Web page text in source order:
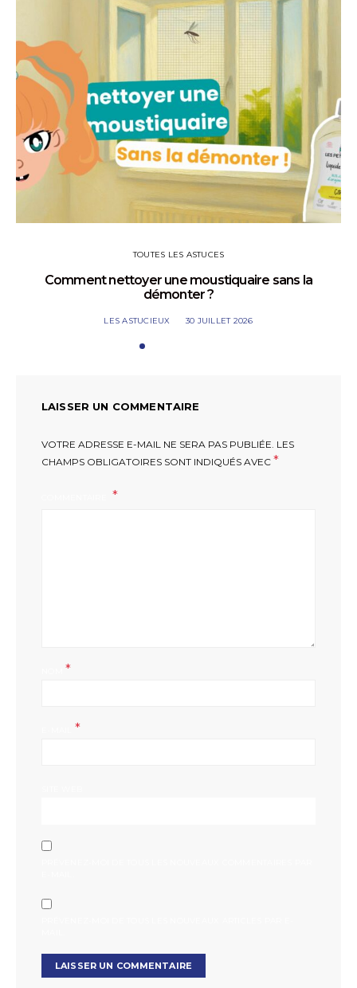
TOUTES LES ASTUCES
Comment nettoyer une moustiquaire sans la
démonter ?
LES ASTUCIEUX 30 JUILLET 2026
LAISSER UN COMMENTAIRE
VOTRE ADRESSE E-MAIL NE SERA PAS PUBLIÉE. LES
CHAMPS OBLIGATOIRES SONT INDIQUÉS AVEC *
*
*